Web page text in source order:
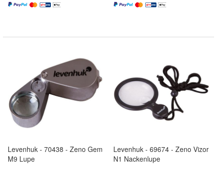
Levenhuk - 70438 - Zeno Gem
M9 Lupe
Levenhuk - 69674 - Zeno Vizor
N1 Nackenlupe